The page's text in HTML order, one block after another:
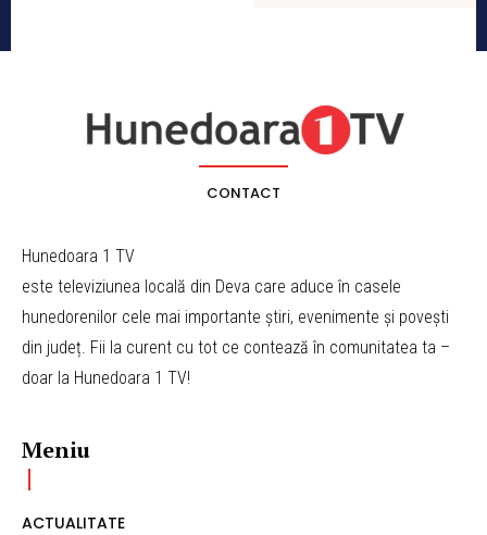
CONTACT
Hunedoara 1 TV
este televiziunea locală din Deva care aduce în casele
hunedorenilor cele mai importante știri, evenimente și povești
din județ. Fii la curent cu tot ce contează în comunitatea ta –
doar la Hunedoara 1 TV!
Meniu
ACTUALITATE